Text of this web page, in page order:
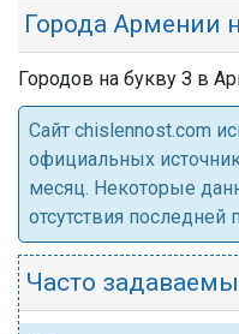
Города Армении
Городов на букву З в
Cайт chislennost.com
официальных
месяц. Некоторые
отсутствия последней
Часто